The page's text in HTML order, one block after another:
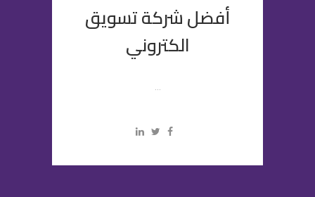
أفضل شركة تسويق
الكتروني
...